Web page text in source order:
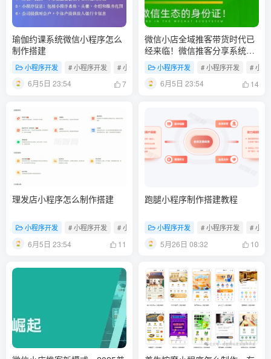
瑜伽约课系统微信小程序怎么
制作搭建
小程序开发 # 小程序开发 # 小程序制作 # 门店小程序
6月5日 23:54 7
微信小店全域推客带货时代已
经来临！微信推客分享系统助
力抢夺红利！
小程序开发 # 小程序开发 # 小程
6月5日 23:54 14
理发店小程序怎么制作搭建
小程序开发 # 小程序开发 # 小程序制作 # 门店小程序
6月5日 23:54 11
跑腿小程序制作搭建教程
小程序开发 # 小程序开发 # 小程
5月26日 08:32 10